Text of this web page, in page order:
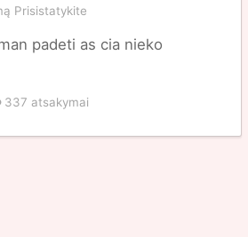
Prisistatykite
padeti as cia nieko
337 atsakymai